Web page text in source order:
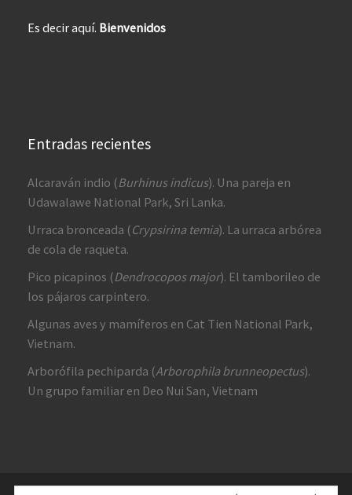
Es decir aquí. Bienvenidos
Entradas recientes
Alcaraván indio (Burhinus indicus). Una pareja en
Udawalawe National Park, Sri Lanka.
Urraca bronceada (Crypsirina temia). La urraca arbórea
de cola de raqueta.
Pico picapinos (Dendrocopos major). El tamborileo de
los pájaros carpintero.
Algunas aves y mamíferos en Cat Tien National Park,
Vietnam.
Arborófila pechiparda (Arborophila brunneopectus).
Un grupo familiar en Deo Nui San, Vietnam